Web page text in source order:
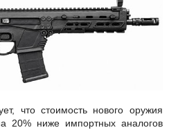
что стоимость нового оружия
20% ниже импортных аналогов